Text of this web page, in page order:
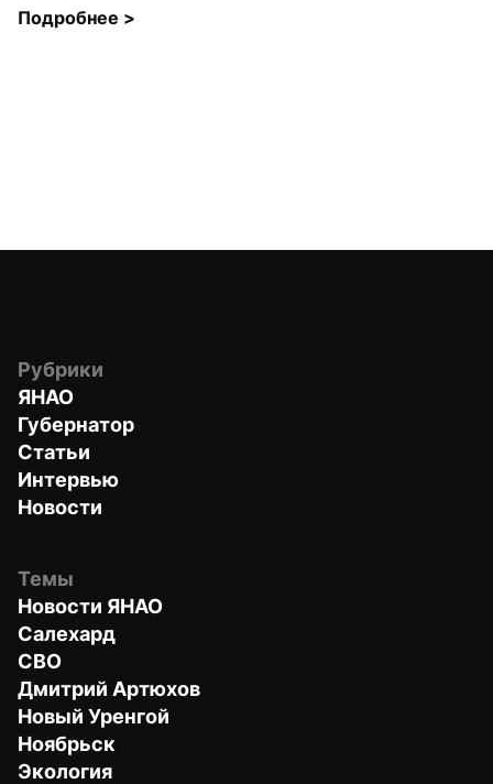
Подробнее >
Рубрики
ЯНАО
Губернатор
Статьи
Интервью
Новости
Темы
Новости ЯНАО
Салехард
СВО
Дмитрий Артюхов
Новый Уренгой
Ноябрьск
Экология